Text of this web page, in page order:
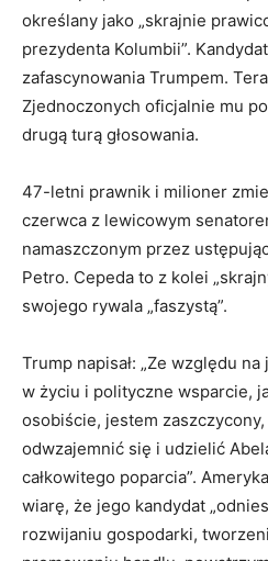
określany jako „skrajnie
prezydenta Kolumbii”.
zafascynowania Trumpem.
Zjednoczonych oficjalnie mu
drugą turą głosowania.
47-letni prawnik i milioner
czerwca z lewicowym
namaszczonym przez
Petro. Cepeda to z kolei
swojego rywala „faszystą”.
Trump napisał: „Ze względu
w życiu i polityczne wsparcie,
osobiście, jestem
odwzajemnić się i udzielić
całkowitego poparcia”.
wiarę, że jego kandydat
rozwijaniu gospodarki,